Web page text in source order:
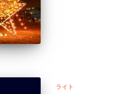
ライト